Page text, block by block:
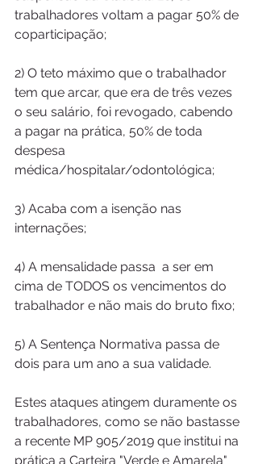
trabalhadores voltam a pagar 50% de
coparticipação;
2) O teto máximo que o trabalhador
tem que arcar, que era de três vezes
o seu salário, foi revogado, cabendo
a pagar na prática, 50% de toda
despesa
médica/hospitalar/odontológica;
3) Acaba com a isenção nas
internações;
4) A mensalidade passa  a ser em
cima de TODOS os vencimentos do
trabalhador e não mais do bruto fixo;
5) A Sentença Normativa passa de
dois para um ano a sua validade.
Estes ataques atingem duramente os
trabalhadores, como se não bastasse
a recente MP 905/2019 que institui na
prática a Carteira "Verde e Amarela"